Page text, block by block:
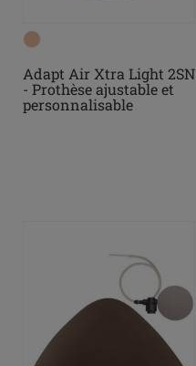
Adapt Air Xtra Light 2SN
- Prothèse ajustable et
personnalisable